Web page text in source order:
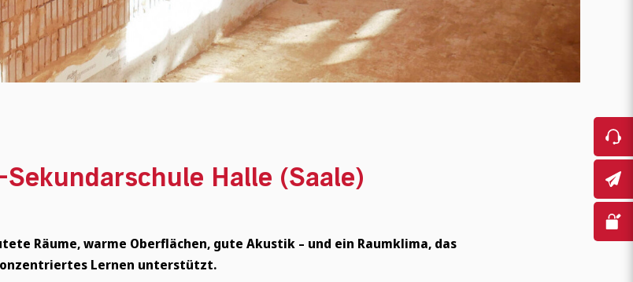
Halle (Saale)
Räume, warme Oberflächen, gute Akustik – und ein Raumklima, das
Lernen unterstützt.